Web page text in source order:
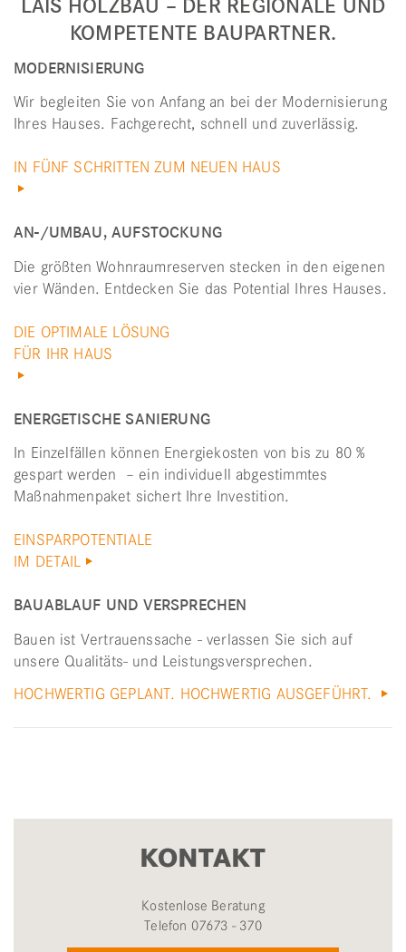
LAIS HOLZBAU – DER REGIONALE UND
KOMPETENTE BAUPARTNER.
MODERNISIERUNG
Wir begleiten Sie von Anfang an bei der Modernisierung
Ihres Hauses. Fachgerecht, schnell und zuverlässig.
IN FÜNF SCHRITTEN ZUM NEUEN HAUS
AN-/UMBAU, AUFSTOCKUNG
Die größten Wohnraumreserven stecken in den eigenen
vier Wänden. Entdecken Sie das Potential Ihres Hauses.
DIE OPTIMALE LÖSUNG
FÜR IHR HAUS
ENERGETISCHE SANIERUNG
In Einzelfällen können Energiekosten von bis zu 80 %
gespart werden – ein individuell abgestimmtes
Maßnahmenpaket sichert Ihre Investition.
EINSPARPOTENTIALE
IM DETAIL
BAUABLAUF UND VERSPRECHEN
Bauen ist Vertrauenssache - verlassen Sie sich auf
unsere Qualitäts- und Leistungsversprechen.
HOCHWERTIG GEPLANT. HOCHWERTIG AUSGEFÜHRT.
KONTAKT
Kostenlose Beratung
Telefon 07673 - 370